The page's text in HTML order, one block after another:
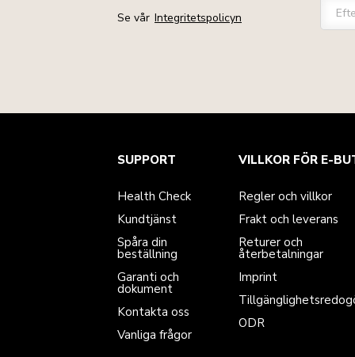
Se vår Integritetspolicyn
Health Check
Kundtjänst
Kontakta oss
Regler och villkor
Frakt och leverans
Tillgänglighetsredogörelse
Varumärket
Vår historia
Hitta en butik
SUPPORT
Health Check
Kundtjänst
Spåra din
beställning
Garanti och
dokument
Kontakta oss
Vanliga frågor
VILLKOR FÖR E-
Regler och villkor
Frakt och leverans
Returer och
återbetalningar
Imprint
ODR